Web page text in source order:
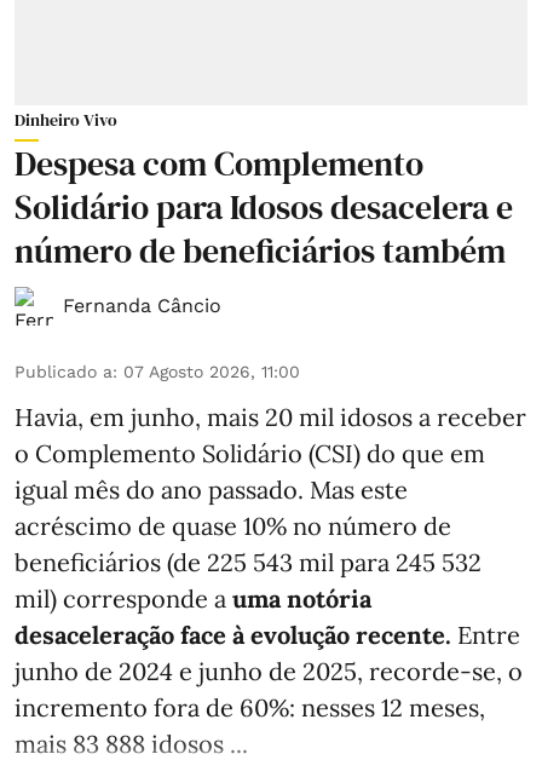
Dinheiro Vivo
Despesa com Complemento
Solidário para Idosos desacelera e
número de beneficiários também
Fernanda Câncio
Publicado a: 07 Agosto 2026, 11:00
Havia, em junho, mais 20 mil idosos a receber
o Complemento Solidário (CSI) do que em
igual mês do ano passado. Mas este
acréscimo de quase 10% no número de
beneficiários (de 225 543 mil para 245 532
mil) corresponde a uma notória
desaceleração face à evolução recente. Entre
junho de 2024 e junho de 2025, recorde-se, o
incremento fora de 60%: nesses 12 meses,
mais 83 888 idosos ...